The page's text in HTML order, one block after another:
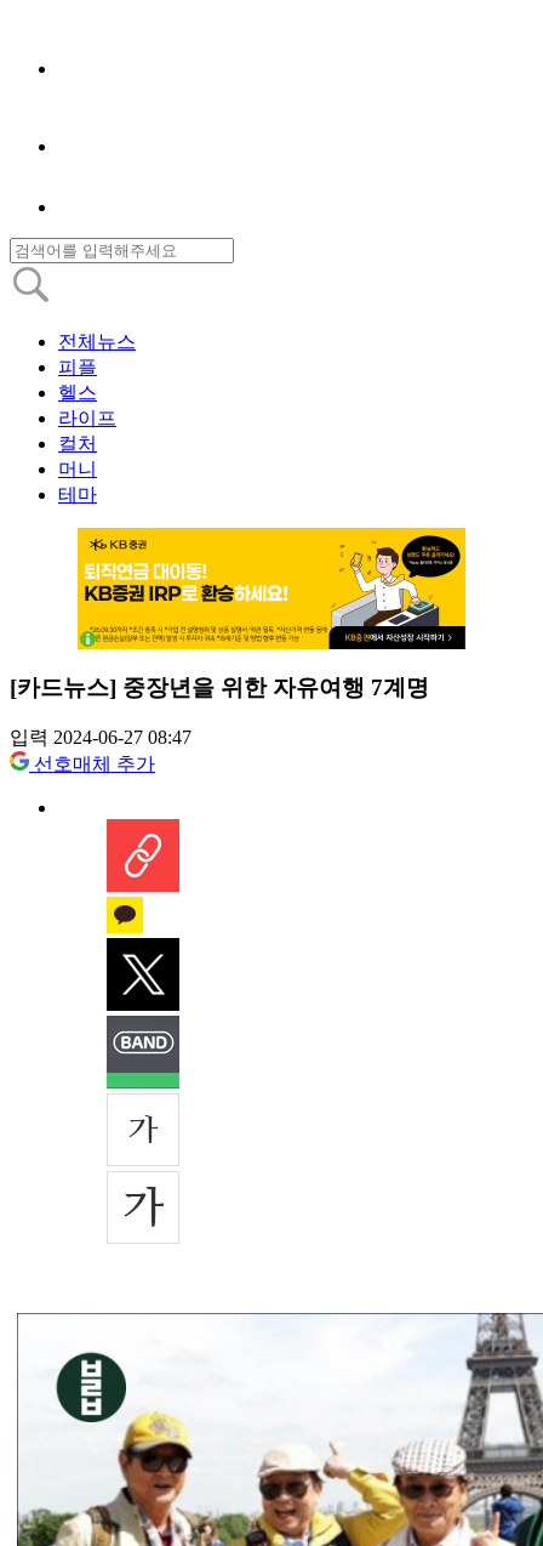
전체뉴스
피플
헬스
라이프
컬처
머니
테마
[카드뉴스] 중장년을 위한 자유여행 7계명
입력 2024-06-27 08:47
선호매체 추가